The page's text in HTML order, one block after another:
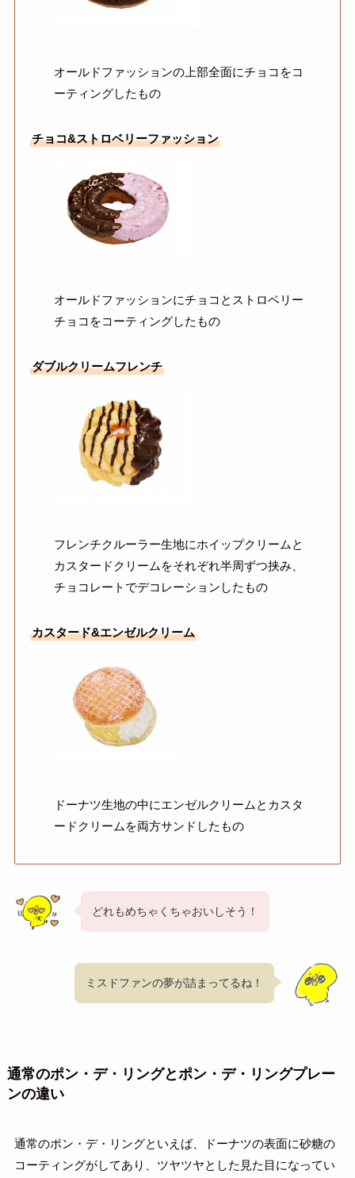
オールドファッションの上部全面にチョコをコ
ーティングしたもの
チョコ&ストロベリーファッション
オールドファッションにチョコとストロベリー
チョコをコーティングしたもの
ダブルクリームフレンチ
フレンチクルーラー生地にホイップクリームと
カスタードクリームをそれぞれ半周ずつ挟み、
チョコレートでデコレーションしたもの
カスタード&エンゼルクリーム
ドーナツ生地の中にエンゼルクリームとカスタ
ードクリームを両方サンドしたもの
どれもめちゃくちゃおいしそう！
ミスドファンの夢が詰まってるね！
通常のポン・デ・リングとポン・デ・リングプレー
ンの違い
通常のポン・デ・リングといえば、ドーナツの表面に砂糖の
コーティングがしてあり、ツヤツヤとした見た目になってい